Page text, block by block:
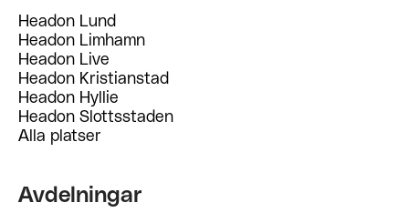
Headon Lund
Headon Limhamn
Headon Live
Headon Kristianstad
Headon Hyllie
Headon Slottsstaden
Alla platser
Avdelningar